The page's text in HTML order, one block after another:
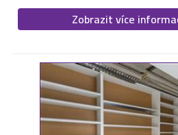
Zobrazit více